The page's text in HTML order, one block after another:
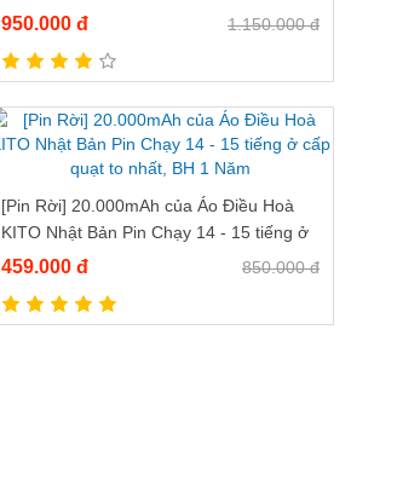
950.000 đ 1.150.000 đ
[Pin Rời] 20.000mAh của Áo Điều Hoà
KITO Nhật Bản Pin Chạy 14 - 15 tiếng ở
cấp quạt to nhất, BH 1 Năm
459.000 đ 850.000 đ